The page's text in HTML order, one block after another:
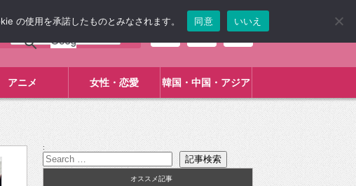
アニメ 女性・恋愛 韓国・中国・アジア
:
オススメ記事
の使用を承諾したものとみなされます。 同意 いいえ